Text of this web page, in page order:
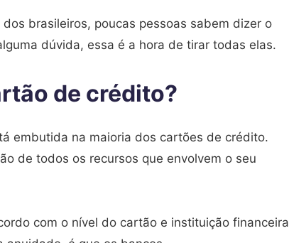
brasileiros, poucas pessoas sabem dizer o
dúvida, essa é a hora de tirar todas elas.
de crédito?
embutida na maioria dos cartões de crédito.
de todos os recursos que envolvem o seu
com o nível do cartão e instituição financeira